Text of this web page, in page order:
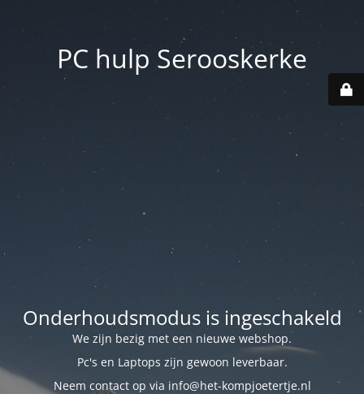
PC hulp Serooskerke
Onderhoudsmodus is ingeschakeld
We zijn bezig met een nieuwe webshop.
Pc's en Laptops zijn gewoon leverbaar.
Neem contact op via info@het-kompjoetertje.nl